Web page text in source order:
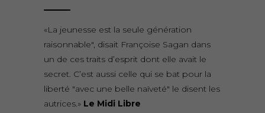
«La jeunesse est la seule génération
raisonnable", disait Françoise Sagan dans
un de ces traits d’esprit dont elle avait le
secret. C’est aussi celle qui se bat pour la
liberté "avec une belle naïveté" le disent les
autrices.» Le Midi Libre